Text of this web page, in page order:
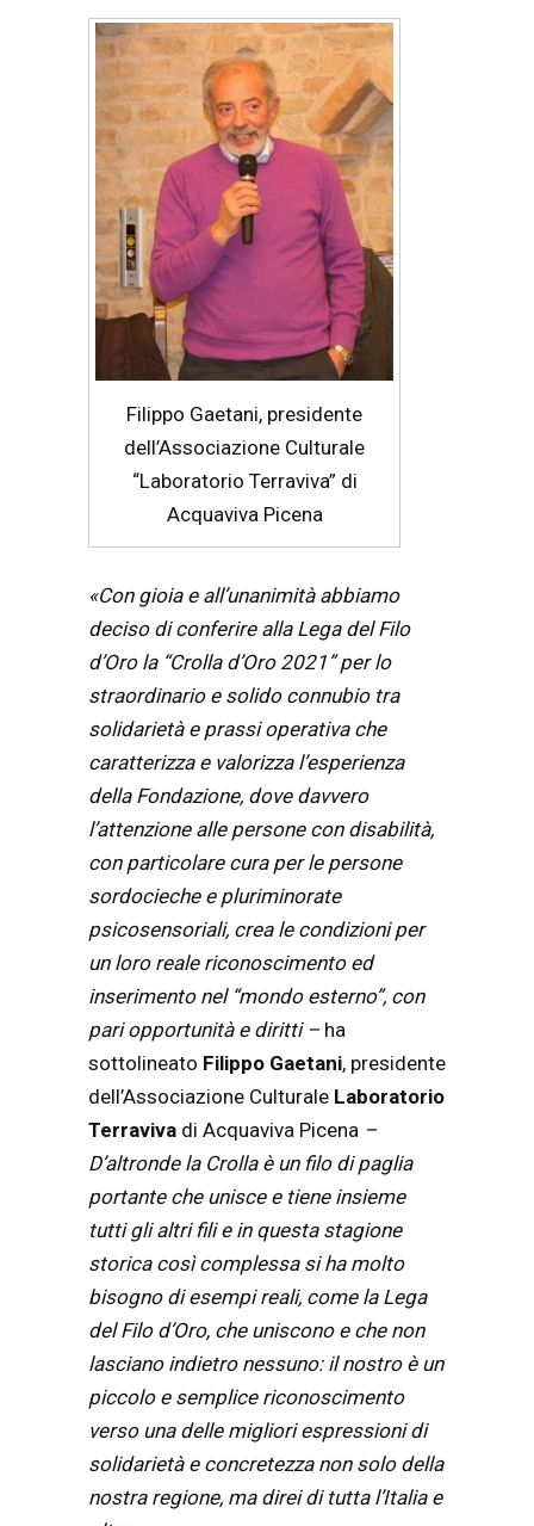
Filippo Gaetani, presidente
dell’Associazione Culturale
“Laboratorio Terraviva” di
Acquaviva Picena
«Con gioia e all’unanimità abbiamo
deciso di conferire alla Lega del Filo
d’Oro la “Crolla d’Oro 2021” per lo
straordinario e solido connubio tra
solidarietà e prassi operativa che
caratterizza e valorizza l’esperienza
della Fondazione, dove davvero
l’attenzione alle persone con disabilità,
con particolare cura per le persone
sordocieche e pluriminorate
psicosensoriali, crea le condizioni per
un loro reale riconoscimento ed
inserimento nel “mondo esterno”, con
pari opportunità e diritti –ha
sottolineato Filippo Gaetani, presidente
dell’Associazione Culturale Laboratorio
Terraviva di Acquaviva Picena –
D’altronde la Crolla è un filo di paglia
portante che unisce e tiene insieme
tutti gli altri fili e in questa stagione
storica così complessa si ha molto
bisogno di esempi reali, come la Lega
del Filo d’Oro, che uniscono e che non
lasciano indietro nessuno: il nostro è un
piccolo e semplice riconoscimento
verso una delle migliori espressioni di
solidarietà e concretezza non solo della
nostra regione, ma direi di tutta l’Italia e